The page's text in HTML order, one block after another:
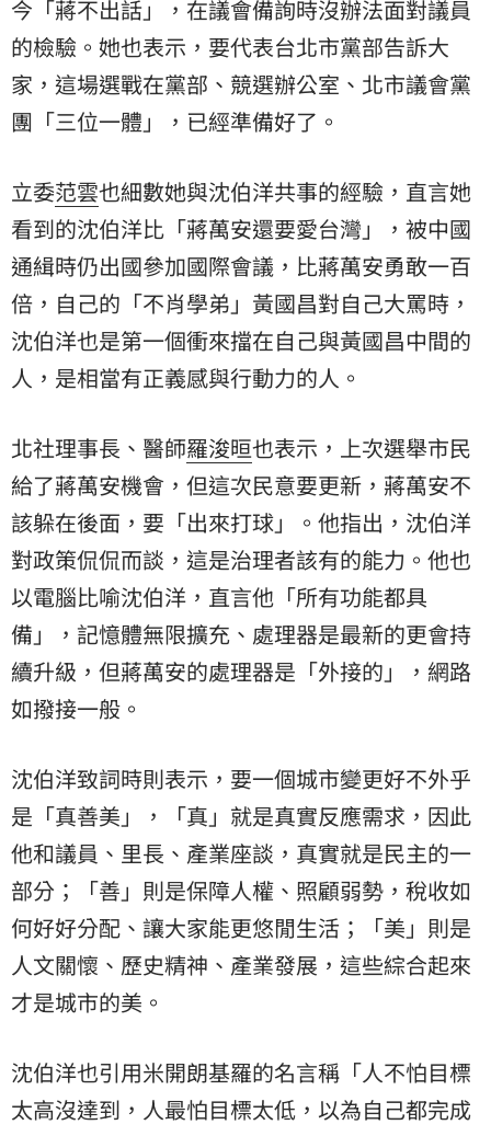
今「蔣不出話」，在議會備詢時沒辦法面對議員
的檢驗。她也表示，要代表台北市黨部告訴大
家，這場選戰在黨部、競選辦公室、北市議會黨
團「三位一體」，已經準備好了。
立委范雲也細數她與沈伯洋共事的經驗，直言她
看到的沈伯洋比「蔣萬安還要愛台灣」，被中國
通緝時仍出國參加國際會議，比蔣萬安勇敢一百
倍，自己的「不肖學弟」黃國昌對自己大罵時，
沈伯洋也是第一個衝來擋在自己與黃國昌中間的
人，是相當有正義感與行動力的人。
北社理事長、醫師羅浚晅也表示，上次選舉市民
給了蔣萬安機會，但這次民意要更新，蔣萬安不
該躲在後面，要「出來打球」。他指出，沈伯洋
對政策侃侃而談，這是治理者該有的能力。他也
以電腦比喻沈伯洋，直言他「所有功能都具
備」，記憶體無限擴充、處理器是最新的更會持
續升級，但蔣萬安的處理器是「外接的」，網路
如撥接一般。
沈伯洋致詞時則表示，要一個城市變更好不外乎
是「真善美」，「真」就是真實反應需求，因此
他和議員、里長、產業座談，真實就是民主的一
部分；「善」則是保障人權、照顧弱勢，稅收如
何好好分配、讓大家能更悠閒生活；「美」則是
人文關懷、歷史精神、產業發展，這些綜合起來
才是城市的美。
沈伯洋也引用米開朗基羅的名言稱「人不怕目標
太高沒達到，人最怕目標太低，以為自己都完成